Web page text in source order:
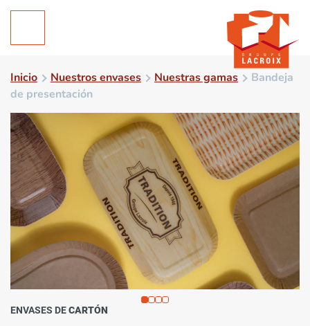
Inicio Nuestros envases Nuestras gamas
Bandeja
de presentación
ENVASES DECARTÓN